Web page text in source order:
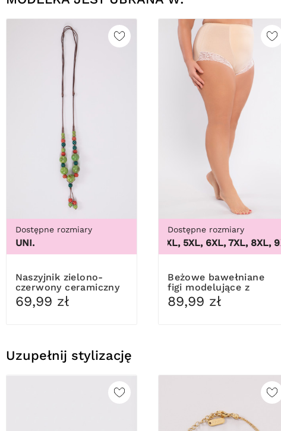
Dostępne rozmiary
UNI.
Naszyjnik zielono-
czerwony ceramiczny
69,99 zł
Dostępne rozmiary
3XL, 4XL, 5XL, 6XL, 7XL, 8XL, 9XL
Beżowe bawełniane
figi modelujące z
koronką
89,99 zł
Uzupełnij stylizację